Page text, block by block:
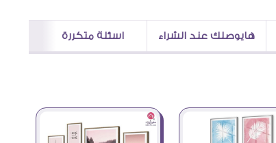
هايوصلك عند الشراء اسئلة متكررة